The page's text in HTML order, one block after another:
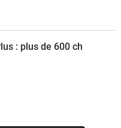
: plus de 600 ch